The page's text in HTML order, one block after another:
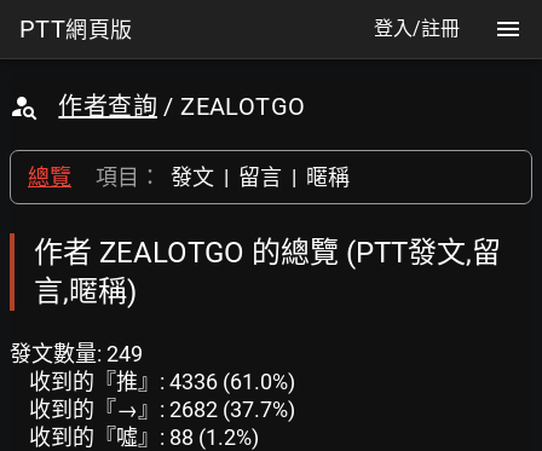
PTT網頁版 登入/註冊
作者查詢 / ZEALOTGO
總覽 項目： 發文 | 留言 | 暱稱
作者 ZEALOTGO 的總覽 (PTT發文,留
言,暱稱)
發文數量: 249
收到的『推』: 4336 (61.0%)
收到的『→』: 2682 (37.7%)
收到的『噓』: 88 (1.2%)